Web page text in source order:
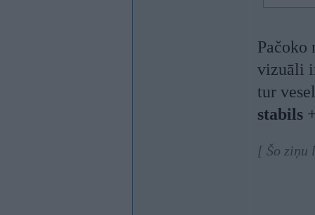
Pačoko
vizuāli
tur
stabils
[ Šo ziņu